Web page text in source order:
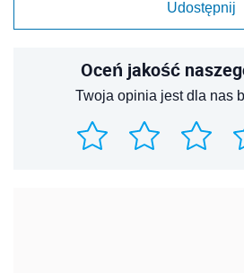
Udostępnij
Oceń jakość
Twoja opinia jest dla nas